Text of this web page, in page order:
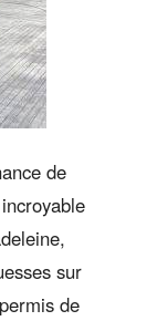
de
sur
de